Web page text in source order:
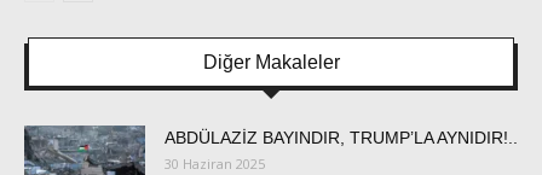
Diğer Makaleler
ABDÜLAZİZ BAYINDIR, TRUMP’LA AYNIDIR!..
30 Haziran 2025